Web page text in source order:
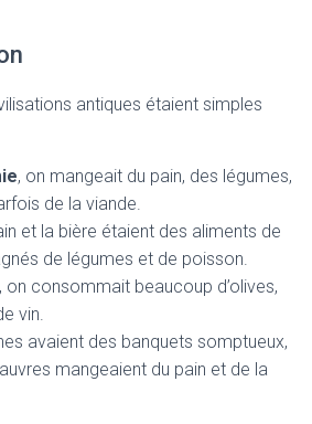
antiques étaient simples
, on mangeait du pain, des légumes,
de la viande.
et la bière étaient des aliments de
de légumes et de poisson.
, on consommait beaucoup d’olives,
vin.
avaient des banquets somptueux,
mangeaient du pain et de la